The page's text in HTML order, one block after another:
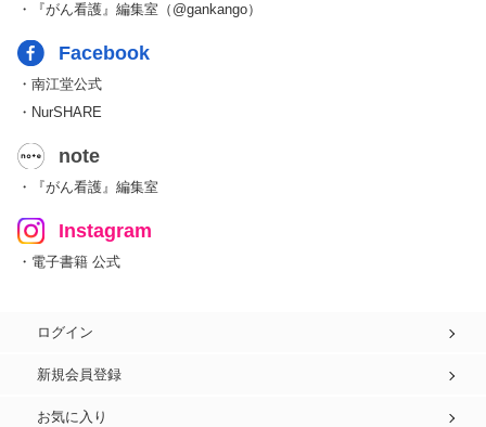
・『がん看護』編集室（@gankango）
Facebook
・南江堂公式
・NurSHARE
note
・『がん看護』編集室
Instagram
・電子書籍 公式
ログイン
新規会員登録
お気に入り